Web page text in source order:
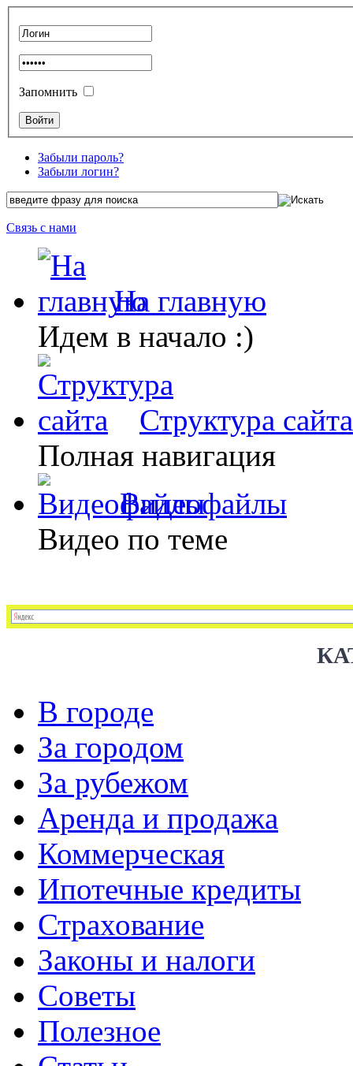
Запомнить
Забыли пароль?
Забыли логин?
Связь с нами
На главную
Идем в начало :)
Структура сайта
Полная навигация
Видеофайлы
Видео по теме
В городе
За городом
За рубежом
Аренда и продажа
Коммерческая
Ипотечные кредиты
Страхование
Законы и налоги
Советы
Полезное